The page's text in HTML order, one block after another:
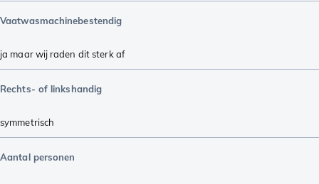
Vaatwasmachinebestendig
ja maar wij raden dit sterk af
Rechts- of linkshandig
symmetrisch
Aantal personen